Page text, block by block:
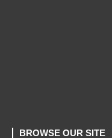
BROWSE OUR SITE